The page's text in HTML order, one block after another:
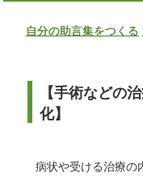
自分の助言集をつくる
【手術などの
化】
病状や受ける治療の